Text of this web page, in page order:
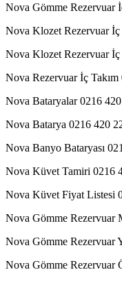
Nova Gömme Rezervuar
Nova Klozet Rezervuar İç
Nova Klozet Rezervuar İç
Nova Rezervuar İç
Nova Bataryalar 0216
Nova Batarya 0216 420
Nova Banyo Bataryası
Nova Küvet Tamiri 0216
Nova Küvet Fiyat Listesi
Nova Gömme Rezervuar
Nova Gömme Rezervuar
Nova Gömme Rezervuar